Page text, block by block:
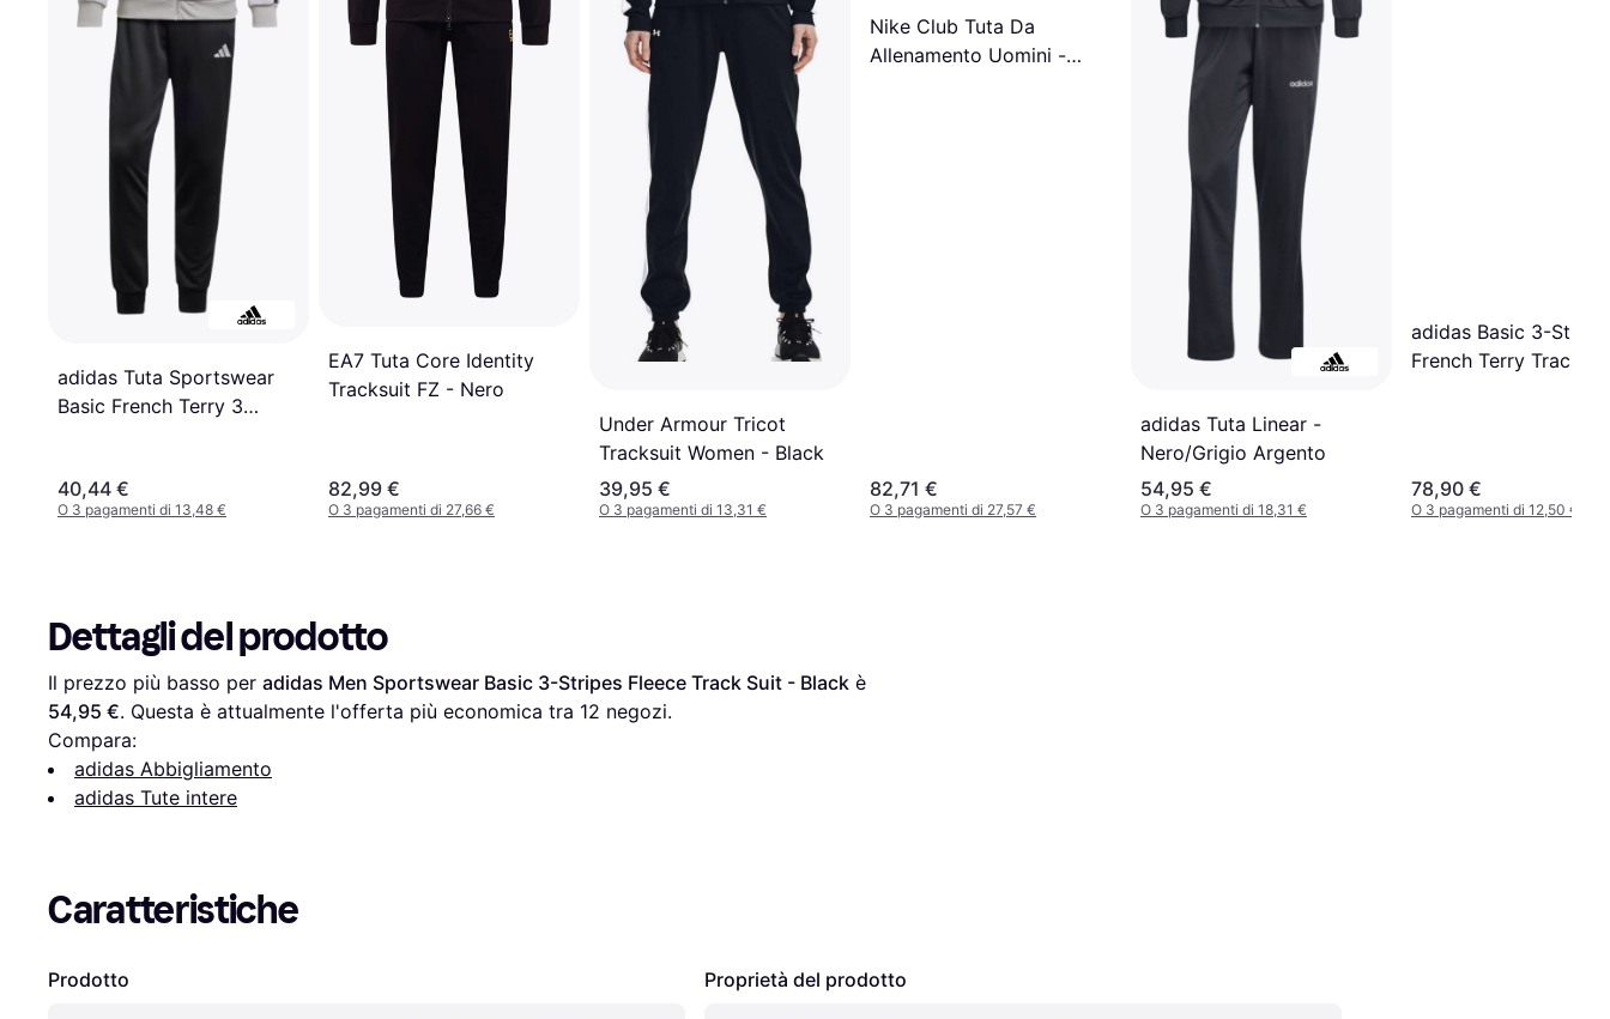
adidas Tuta Sportswear
Basic French Terry 3
40,44 €
O 3 pagamenti di 13,48 €
EA7 Tuta Core Identity
Tracksuit FZ - Nero
82,99 €
O 3 pagamenti di 27,66 €
Under Armour Tricot
Tracksuit Women - Black
39,95 €
O 3 pagamenti di 13,31 €
Nike Club Tuta Da
Allenamento Uomini -
82,71 €
O 3 pagamenti di 27,57 €
adidas Tuta Linear -
Nero/Grigio Argento
54,95 €
O 3 pagamenti di 18,31 €
adidas Basic 3-
French Terry Track
78,90 €
O 3 pagamenti di 12,50 €
Dettagli del prodotto
Il prezzo più basso per adidas Men Sportswear Basic 3-Stripes Fleece Track Suit - Black
54,95 €. Questa è attualmente l'offerta più economica tra 12 negozi.
Compara:
adidas Abbigliamento
adidas Tute intere
Caratteristiche
Prodotto Proprietà del prodotto